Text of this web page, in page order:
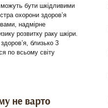
бути шкідливими
охорони здоров’я
надмірне
розвитку раку шкіри.
близько 3
по всьому світу
не варто